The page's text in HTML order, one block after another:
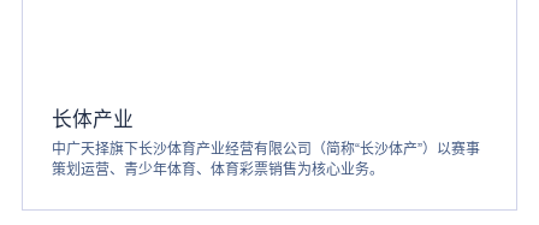
长体产业
中广天择旗下长沙体育产业经营有限公司（简称“长沙体产”）以赛事
策划运营、青少年体育、体育彩票销售为核心业务。